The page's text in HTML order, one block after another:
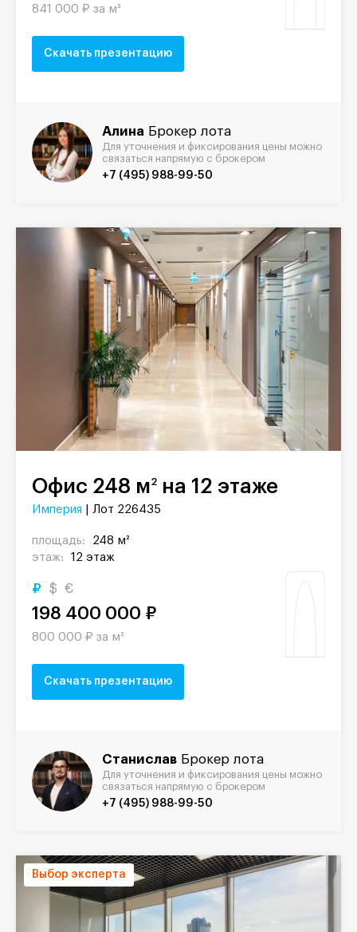
841 000 ₽ за м²
Скачать презентацию
Алина Брокер лота
Для уточнения и фиксирования цены можно
связаться напрямую с брокером
+7 (495) 988-99-50
Офис 248 м2 на 12 этаже
Империя | Лот 226435
площадь:
248 м²
этаж:
12 этаж
₽ $ €
198 400 000 ₽
800 000 ₽ за м²
Скачать презентацию
Станислав Брокер лота
Для уточнения и фиксирования цены можно
связаться напрямую с брокером
+7 (495) 988-99-50
Выбор эксперта